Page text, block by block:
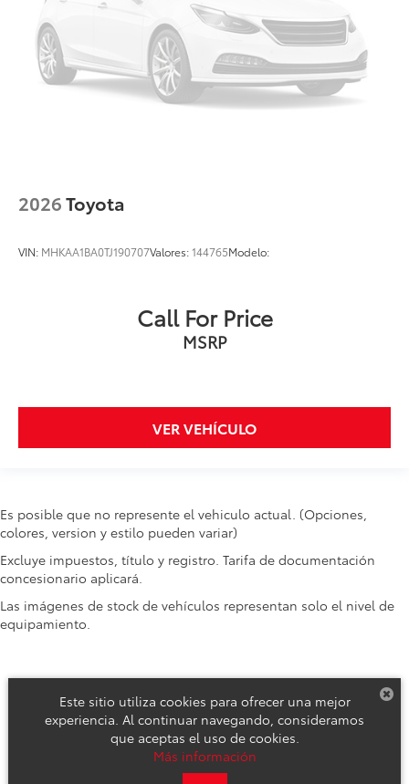
2026Toyota
VIN: MHKAA1BA0TJ190707Valores:144765Modelo:
Call For Price
MSRP
VER VEHÍCULO
Es posible que no represente el vehiculo actual. (Opciones,
colores, version y estilo pueden variar)
Excluye impuestos, título y registro. Tarifa de documentación
concesionario aplicará.
Las imágenes de stock de vehículos representan solo el nivel de
equipamiento.
Derechos de autor © 2026 por DealerOn Mapa del sitio
Este sitio utiliza cookies para ofrecer una mejor
experiencia. Al continuar navegando, consideramos
que aceptas el uso de cookies.
Más información